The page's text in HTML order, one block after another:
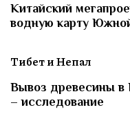
Китайский
водную карту
Тибет и Непал
Вывоз древесины в
– исследование